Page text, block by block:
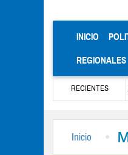
INICIO
REGIONALES
RECIENTES
de Venezuela Alerta en
Inicio